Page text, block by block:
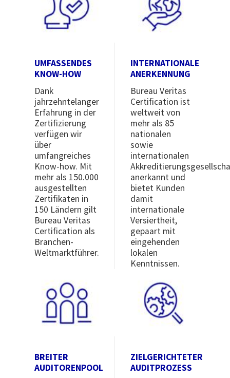
UMFASSENDES
KNOW-HOW
Dank
jahrzehntelanger
Erfahrung in der
Zertifizierung
verfügen wir
über
umfangreiches
Know-how. Mit
mehr als 150.000
ausgestellten
Zertifikaten in
150 Ländern gilt
Bureau Veritas
Certification als
Branchen-
Weltmarktführer.
INTERNATIONALE
ANERKENNUNG
Bureau Veritas
Certification ist
weltweit von
mehr als 85
nationalen
sowie
internationalen
anerkannt und
bietet Kunden
damit
internationale
Versiertheit,
gepaart mit
eingehenden
lokalen
Kenntnissen.
BREITER
AUDITORENPOOL
ZIELGERICHTETER
AUDITPROZESS